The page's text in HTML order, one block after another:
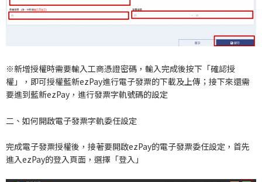
※新增授權時需要輸入工商憑證密碼，輸入完成後按下「確認授
權」，即可授權藍新ezPay進行電子發票的下載及上傳；接下來還需
要進到藍新ezPay，進行發票字軌號碼的設定
二、如何開啟電子發票字軌委任設定
完成電子發票授權後，接著要開啟ezPay的電子發票委任設定，首先
進入ezPay的登入頁面，選擇「登入」